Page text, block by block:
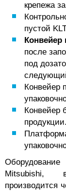
крепежа
пустой
Конвейер
после
под
Конвейер
Конвейер
продукции.
Mitsubishi,
производится